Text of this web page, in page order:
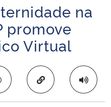
na
promove
Virtual
Copiar para área